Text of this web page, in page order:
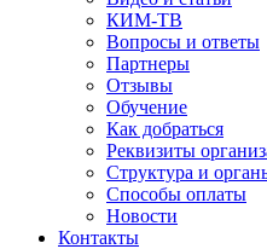
КИМ-ТВ
Вопросы и ответы
Партнеры
Отзывы
Обучение
Как добраться
Реквизиты
Структура и
Способы оплаты
Новости
Контакты